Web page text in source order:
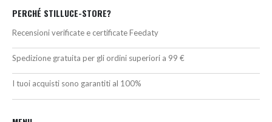
PERCHÉ STILLUCE-STORE?
Recensioni verificate e certificate Feedaty
Spedizione gratuita per gli ordini superiori a 99 €
I tuoi acquisti sono garantiti al 100%